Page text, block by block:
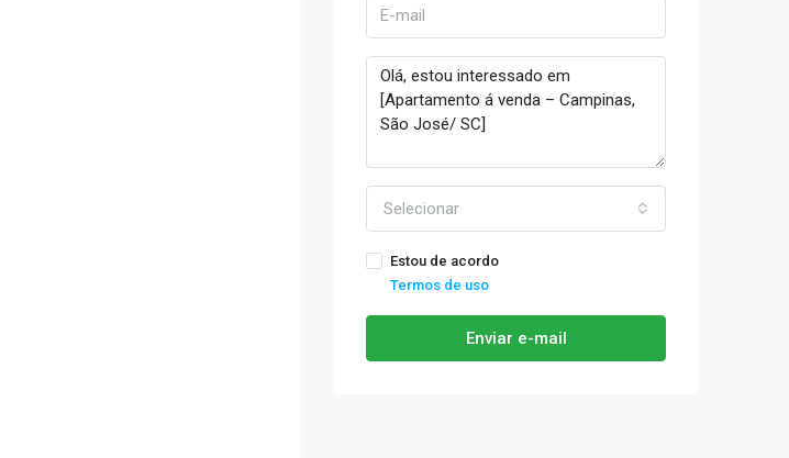
Selecionar
Estou de acordo
Termos de uso
Enviar e-mail